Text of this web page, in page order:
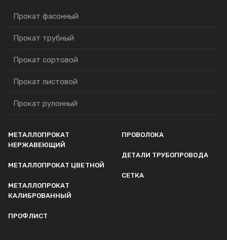
Прокат фасонный
Прокат трубный
Прокат сортовой
Прокат листовой
Прокат рулонный
МЕТАЛЛОПРОКАТ
НЕРЖАВЕЮЩИЙ
МЕТАЛЛОПРОКАТ ЦВЕТНОЙ
МЕТАЛЛОПРОКАТ
КАЛИБРОВАННЫЙ
ПРОФЛИСТ
ПРОВОЛОКА
ДЕТАЛИ ТРУБОПРОВОДА
СЕТКА